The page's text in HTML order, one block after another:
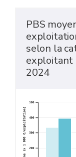
PBS
selon la
exploitant
2024